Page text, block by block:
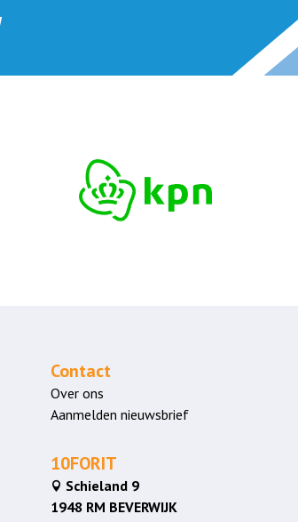
Contact
Over ons
Aanmelden nieuwsbrief
10FORIT
 Schieland 9
1948 RM BEVERWIJK